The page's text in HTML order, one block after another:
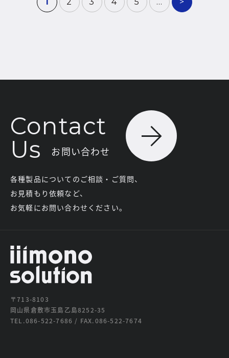
Contact
Us
お問い合わせ
各種製品についてのご相談・ご質問、
お見積もり依頼など、
お気軽にお問い合わせください。
〒713-8103
岡山県倉敷市玉島乙島8252-35
TEL.086-522-7686 / FAX.086-522-7674